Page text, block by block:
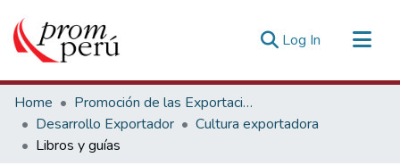
Log In (current)
Communities & Collections
All of DSpace
Statistics
Home
Promoción de las Exportaciones
Desarrollo Exportador
Cultura exportadora
Libros y guías